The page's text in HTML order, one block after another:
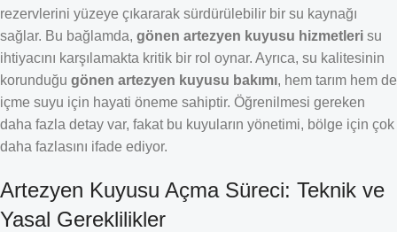
rezervlerini yüzeye çıkararak sürdürülebilir bir su kaynağı
sağlar. Bu bağlamda, gönen artezyen kuyusu hizmetleri su
ihtiyacını karşılamakta kritik bir rol oynar. Ayrıca, su kalitesinin
korunduğu gönen artezyen kuyusu bakımı, hem tarım hem de
içme suyu için hayati öneme sahiptir. Öğrenilmesi gereken
daha fazla detay var, fakat bu kuyuların yönetimi, bölge için çok
daha fazlasını ifade ediyor.
Artezyen Kuyusu Açma Süreci: Teknik ve
Yasal Gereklilikler